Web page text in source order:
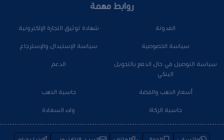
روابط مهمة
المدونة شهادة توثيق التجارة الإلكترونية
سياسة الخصوصية سياسة الإستبدال والإسترجاع
سياسة التوصيل في حال الدفع بالتحويل
البنكي
الدعم
أسعار الذهب والفضة حاسبة الذهب
حاسبة الزكاة ولاء السعادة